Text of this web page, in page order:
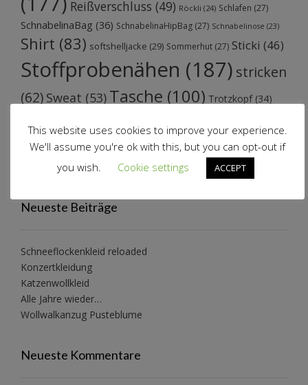
Reißverschluss (49) Röckli (24) Schlafen (27)
SchnabelinaBag (36) SchnabelinaHipBag (27) Schnabelinose (23)
Shirt (83) softshelljacke (29) Sommerhut (27) Sticki (46)
Stoffprobenähen (187) stricken
(62) Sweat (53) Tasche (100) Trotzkopf(34)
Neueste Beiträge
Schneeflockenkleid reloaded
Konzertkleidung
Katzenwollkleid
Alle Jahre wieder…
Wollwalkanzug Pusteblume
Neueste Kommentare
This website uses cookies to improve your experience.
We'll assume you're ok with this, but you can opt-out if
you wish.
Cookie settings ACCEPT